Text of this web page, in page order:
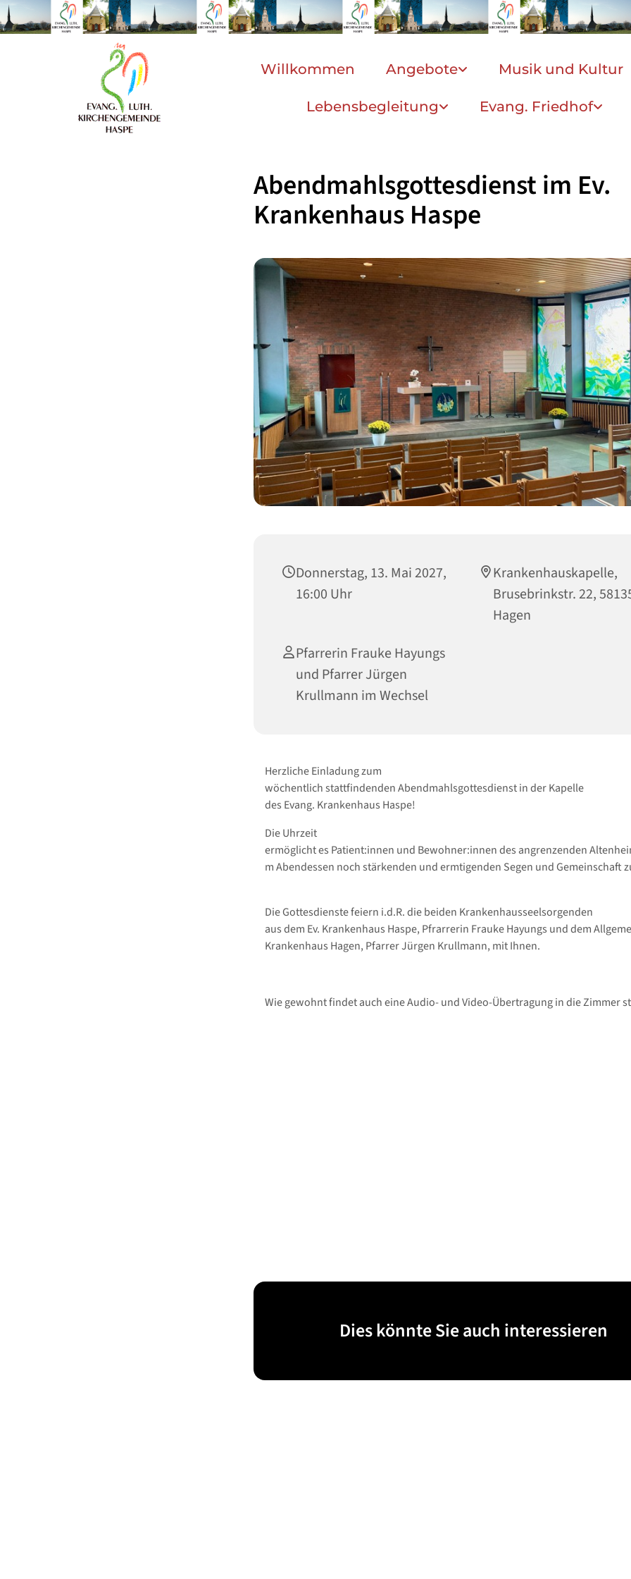
Willkommen Angebote Musik und Kultur
Lebensbegleitung Evang. Friedhof
Abendmahlsgottesdienst im Ev.
Krankenhaus Haspe
Donnerstag, 13. Mai 2027,
16:00 Uhr
Krankenhauskapelle,
Brusebrinkstr. 22,
Hagen
Pfarrerin Frauke Hayungs
und Pfarrer Jürgen
Krullmann im Wechsel
Herzliche Einladung zum
wöchentlich stattfindenden Abendmahlsgottesdienst in der Kapelle
des Evang. Krankenhaus Haspe!
Die Uhrzeit
ermöglicht es Patient:innen und Bewohner:innen des angrenzenden
m Abendessen noch stärkenden und ermtigenden Segen und Gemeinschaft
Die Gottesdienste feiern i.d.R. die beiden Krankenhausseelsorgenden
aus dem Ev. Krankenhaus Haspe, Pfrarrerin Frauke Hayungs und dem
Krankenhaus Hagen, Pfarrer Jürgen Krullmann, mit Ihnen.
Wie gewohnt findet auch eine Audio- und Video-Übertragung in die Zimmer
Dies könnte Sie auch interessieren